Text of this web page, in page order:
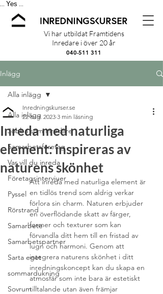
Yes
Vi har utbildat Framtidens
Inredare i över 20 år
040-511 311
Inlägg
Alla inlägg
Jobba som inredare
Samarbetsföretag
Var vill du inreda
Företagsintervjuer
Pyssel
Rörstrand
Samarbete
Samarbetspartner
Sarta eget
sommardukning
Sovrum
Alla inlägg
Inreda med naturliga
element: inspireras av
naturens skönhet
Inredningskurser.se
22 aug. 2023 3 min läsning
Att inreda med naturliga element är
en tidlös trend som aldrig verkar
förlora sin charm. Naturen erbjuder
en överflödande skatt av färger,
former och texturer som kan
förvandla ditt hem till en fristad av
lugn och harmoni. Genom att
integrera naturens skönhet i ditt
inredningskoncept kan du skapa en
atmosfär som inte bara är estetiskt
tilltalande utan även främjar